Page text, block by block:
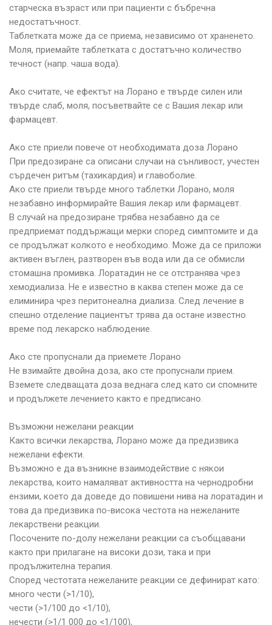
старческа възраст или при пациенти с бъбречна
недостатъчност.
Таблетката може да се приема, независимо от храненето.
Моля, приемайте таблетката с достатъчно количество
течност (напр. чаша вода).
Ако считате, че ефектът на Лорано е твърде силен или
твърде слаб, моля, посъветвайте се с Вашия лекар или
фармацевт.
Ако сте приели повече от необходимата доза Лорано
При предозиране са описани случаи на сънливост, учестен
сърдечен ритъм (тахикардия) и главоболие.
Ако сте приели твърде много таблетки Лорано, моля
незабавно информирайте Вашия лекар или фармацевт.
В случай на предозиране трябва незабавно да се
предприемат поддържащи мерки според симптомите и да
се продължат колкото е необходимо. Може да се приложи
активен въглен, разтворен във вода или да се обмисли
стомашна промивка. Лоратадин не се отстранява чрез
хемодиализа. Не е известно в каква степен може да се
елиминира чрез перитонеална диализа. След лечение в
спешно отделение пациентът трява да остане известно
време под лекарско наблюдение.
Ако сте пропуснали да приемете Лорано
Не взимайте двойна доза, ако сте пропуснали прием.
Вземете следващата доза веднага след като си спомните
и продължете лечението както е предписано.
Възможни нежелани реакции
Както всички лекарства, Лорано може да предизвика
нежелани ефекти.
Възможно е да възникне взаимодействие с някои
лекарства, които намаляват активността на чернодробни
ензими, което да доведе до повишени нива на лоратадин и
това да предизвика по-висока честота на нежеланите
лекарствени реакции.
Посочените по-долу нежелани реакции са съобщавани
както при прилагане на високи дози, така и при
продължителна терапия.
Според честотата нежеланите реакции се дефинират като:
много чести (>1/10),
чести (>1/100 до <1/10),
нечести (>1/1 000 до <1/100),